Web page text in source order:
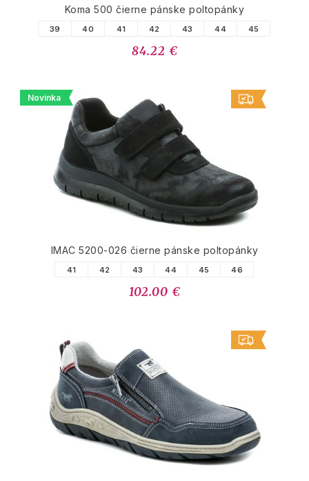
Koma 500 čierne pánske poltopánky
39 40 41 42 43 44 45
84.22 €
Novinka
IMAC 5200-026 čierne pánske poltopánky
41 42 43 44 45 46
102.00 €